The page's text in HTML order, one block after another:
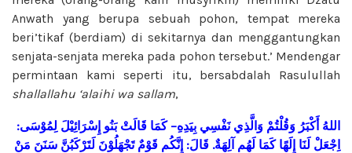
Anwath yang berupa sebuah pohon, tempat mereka
beri’tikaf (berdiam) di sekitarnya dan menggantungkan
senjata-senjata mereka pada pohon tersebut.’ Mendengar
permintaan kami seperti itu, bersabdalah Rasulullah
shallallahu ‘alaihi wa sallam,
اللهُ أَكْبَرُ وَقُلْتُمْ وَالَّذِي نَفْسِي بِيَدِهِ–كَمَا قَالَتْ بَنُو إِسْرَائِيْلَ لِمُوْسَى:
اِجْعَلْ لَنَا إِلَهًا كَمَا لَهُم آلِهَةٌ. قَالَ: إِنَّكُم قَوْمٌ تَجْهَلُوْنَ لَتَرْكَبُنَّ سَنَنَ مَنْ